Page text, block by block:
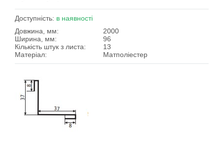
Доступність: в наявності
Довжина, мм:
2000
Ширина, мм:
96
Кількість штук з листа:
13
Матеріал:
Матполіестер